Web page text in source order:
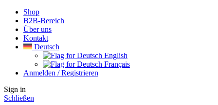
Shop
B2B-Bereich
Über uns
Kontakt
Deutsch
English
Français
Anmelden / Registrieren
Sign in
Schließen